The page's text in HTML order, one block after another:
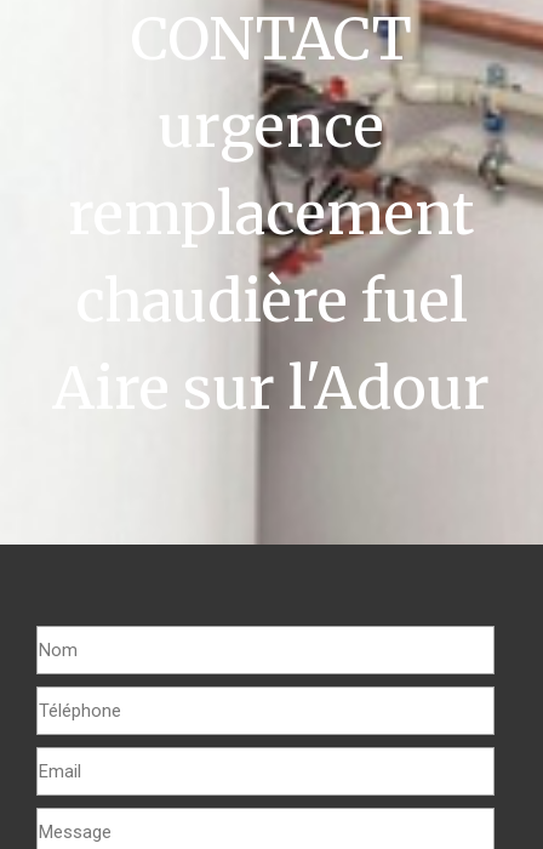
CONTACT
urgence
remplacement
chaudière fuel
Aire sur l'Adour